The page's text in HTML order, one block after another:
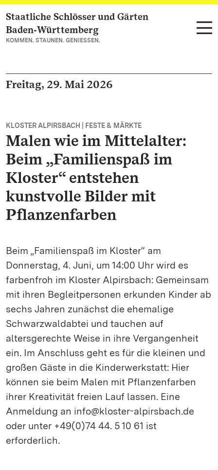
Zum Hauptinhalt springen
Staatliche Schlösser und Gärten
Baden‑Württemberg
KOMMEN. STAUNEN. GENIESSEN.
Freitag, 29. Mai 2026
KLOSTER ALPIRSBACH | FESTE & MÄRKTE
Malen wie im Mittelalter:
Beim „Familienspaß im
Kloster“ entstehen
kunstvolle Bilder mit
Pflanzenfarben
Beim „Familienspaß im Kloster“ am
Donnerstag, 4. Juni, um 14:00 Uhr wird es
farbenfroh im Kloster Alpirsbach: Gemeinsam
mit ihren Begleitpersonen erkunden Kinder ab
sechs Jahren zunächst die ehemalige
Schwarzwaldabtei und tauchen auf
altersgerechte Weise in ihre Vergangenheit
ein. Im Anschluss geht es für die kleinen und
großen Gäste in die Kinderwerkstatt: Hier
können sie beim Malen mit Pflanzenfarben
ihrer Kreativität freien Lauf lassen. Eine
Anmeldung an info@kloster-alpirsbach.de
oder unter +49(0)74 44. 5 10 61 ist
erforderlich.